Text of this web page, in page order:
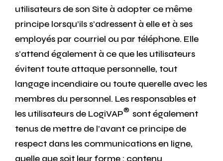
utilisateurs de son Site à adopter ce même
principe lorsqu’ils s’adressent à elle et à ses
employés par courriel ou par téléphone. Elle
s’attend également à ce que les utilisateurs
évitent toute attaque personnelle, tout
langage incendiaire ou toute querelle avec les
membres du personnel. Les responsables et
les utilisateurs de LogiVAP® sont également
tenus de mettre de l’avant ce principe de
respect dans les communications en ligne,
quelle que soit leur forme : contenu